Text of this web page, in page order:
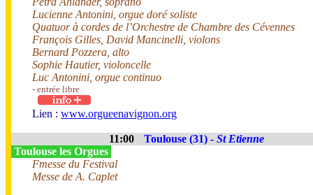
Lucienne Antonini, orgue doré soliste
Quatuor à cordes de l’Orchestre de Chambre des Cévennes
François Gilles, David Mancinelli, violons
Bernard Pozzera, alto
Sophie Hautier, violoncelle
Luc Antonini, orgue continuo
- entrée libre
Lien : www.orgueenavignon.org
11:00 Toulouse (31) - St Etienne
Toulouse les Orgues
Fmesse du Festival
Messe de A. Caplet